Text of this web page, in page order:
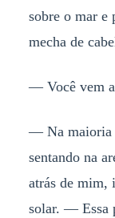
sobre o mar e
mecha de
— Você vem
— Na maioria
sentando na
atrás de mim,
solar. — Essa